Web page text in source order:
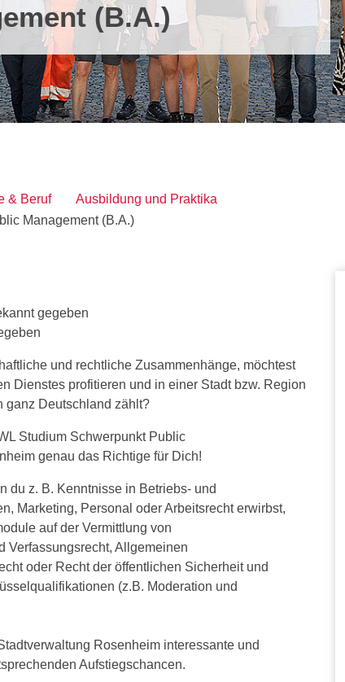
(B.A.)
Studium Schwerpunkt Public Management (B.A.)"
& Beruf
Ausbildung und Praktika
Management (B.A.)
gegeben
und rechtliche Zusammenhänge, möchtest
Dienstes profitieren und in einer Stadt bzw. Region
ganz Deutschland zählt?
Studium Schwerpunkt Public
genau das Richtige für Dich!
du z. B. Kenntnisse in Betriebs- und
Marketing, Personal oder Arbeitsrecht erwirbst,
auf der Vermittlung von
Verfassungsrecht, Allgemeinen
oder Recht der öffentlichen Sicherheit und
(z.B. Moderation und
Rosenheim interessante und
Aufstiegschancen.